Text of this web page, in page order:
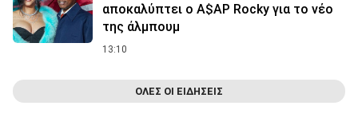
αποκαλύπτει ο A$AP Rocky για το νέο
της άλμπουμ
13:10
ΟΛΕΣ ΟΙ ΕΙΔΗΣΕΙΣ